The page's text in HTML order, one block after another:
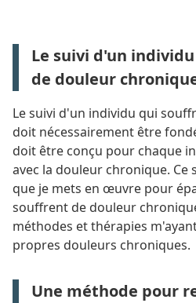
Le suivi d'un
de douleur
Le suivi d'un individu qui
doit nécessairement être
doit être conçu pour chaque
avec la douleur chronique. Ce
que je mets en œuvre pour
souffrent de douleur
méthodes et thérapies
propres douleurs chroniques.
Une méthode pour